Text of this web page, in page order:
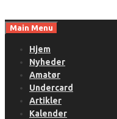
toMain Menu
Hjem
Nyheder
Amatør
Undercard
Artikler
Kalender